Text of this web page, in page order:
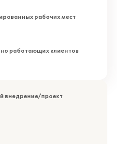
рабочих мест
работающих клиентов
внедрение/проект